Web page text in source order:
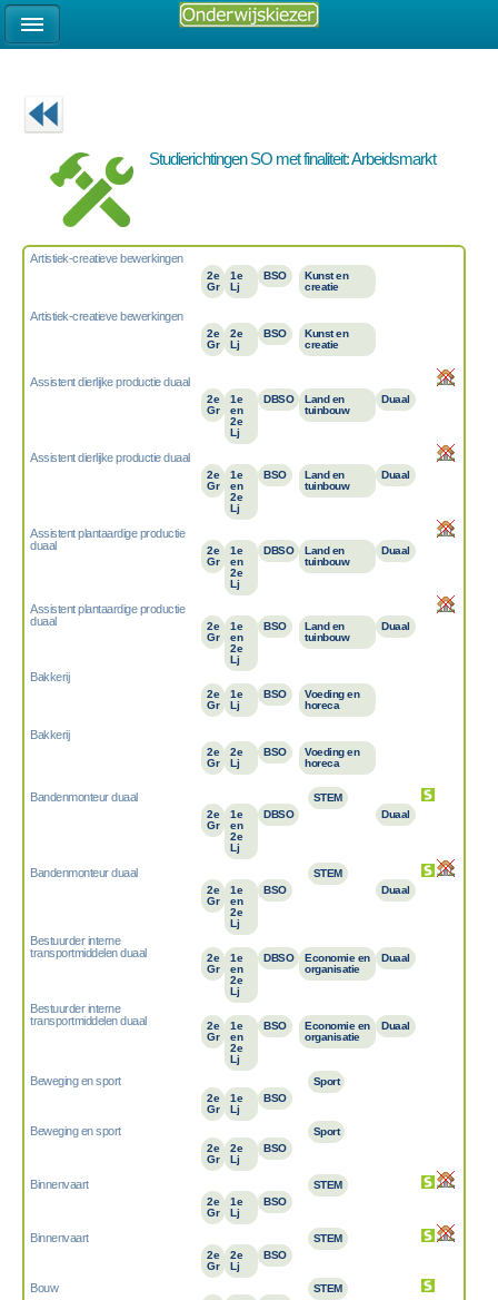
Studierichtingen SO met finaliteit: Arbeidsmarkt
Artistiek-creatieve bewerkingen
2e
Gr
1e
Lj
BSO
Kunst en
creatie
Artistiek-creatieve bewerkingen
2e
Gr
2e
Lj
BSO
Kunst en
creatie
Assistent dierlijke productie duaal
2e
Gr
1e
en
2e
Lj
DBSO
Land en
tuinbouw
Duaal
Assistent dierlijke productie duaal
2e
Gr
1e
en
2e
Lj
BSO
Land en
tuinbouw
Duaal
Assistent plantaardige productie
duaal
2e
Gr
1e
en
2e
Lj
DBSO
Land en
tuinbouw
Duaal
Assistent plantaardige productie
duaal
2e
Gr
1e
en
2e
Lj
BSO
Land en
tuinbouw
Duaal
Bakkerij
2e
Gr
1e
Lj
BSO
Voeding en
horeca
Bakkerij
2e
Gr
2e
Lj
BSO
Voeding en
horeca
Bandenmonteur duaal
2e
Gr
1e
en
2e
Lj
DBSO
STEM
Duaal
Bandenmonteur duaal
2e
Gr
1e
en
2e
Lj
BSO
STEM
Duaal
Bestuurder interne
transportmiddelen duaal
2e
Gr
1e
en
2e
Lj
DBSO
Economie en
organisatie
Duaal
Bestuurder interne
transportmiddelen duaal
2e
Gr
1e
en
2e
Lj
BSO
Economie en
organisatie
Duaal
Beweging en sport
2e
Gr
1e
Lj
BSO
Sport
Beweging en sport
2e
Gr
2e
Lj
BSO
Sport
Binnenvaart
2e
Gr
1e
Lj
BSO
STEM
Binnenvaart
2e
Gr
2e
Lj
BSO
STEM
Bouw STEM